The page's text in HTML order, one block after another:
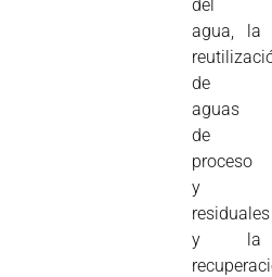
del
agua, la
de
aguas
de
proceso
y
residuales
y la